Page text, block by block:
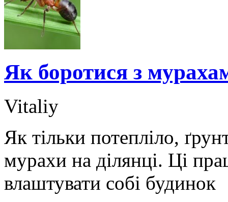
Як боротися з
Vitaliy
Як тільки потепліло,
мурахи на ділянці. Ці
влаштувати собі будинок